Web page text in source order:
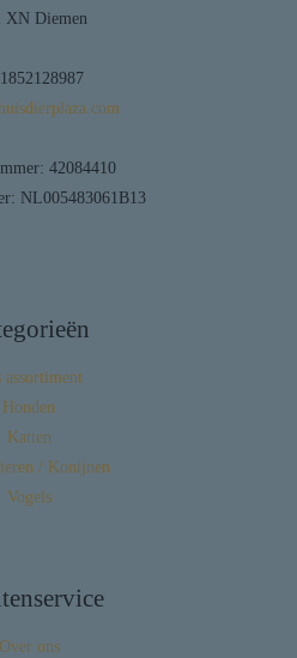
XN Diemen
42084410
NL005483061B13
assortiment
Honden
Katten
/ Konijnen
Vogels
Over ons